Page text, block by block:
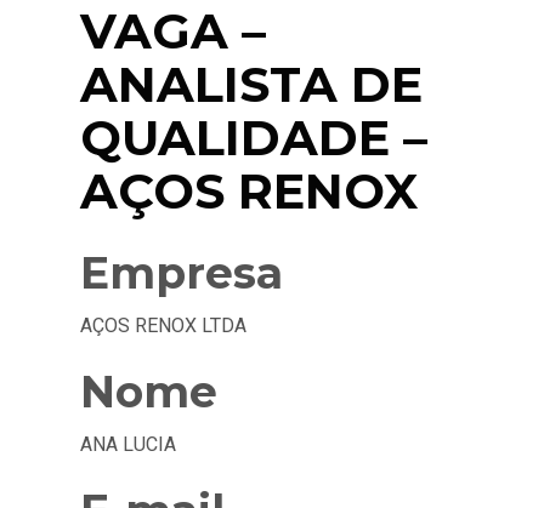
VAGA –
ANALISTA DE
QUALIDADE –
AÇOS RENOX
Empresa
AÇOS RENOX LTDA
Nome
ANA LUCIA